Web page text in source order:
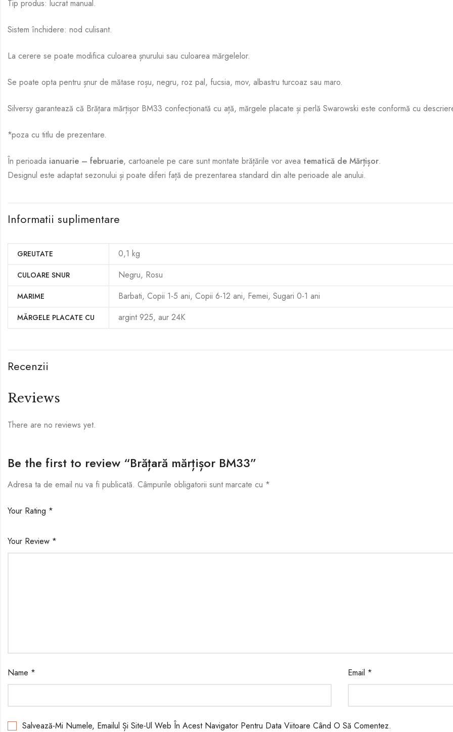
Tip produs: lucrat manual.
Sistem închidere: nod culisant.
La cerere se poate modifica culoarea șnurului sau culoarea mărgelelor.
Se poate opta pentru șnur de mătase roșu, negru, roz pal, fucsia, mov, albastru turcoaz sau maro.
Silversy garantează că Brățara mărțișor BM33 confecționată cu ață, mărgele placate și perlă Swarowski este conformă cu
*poza cu titlu de prezentare.
În perioada ianuarie – februarie, cartoanele pe care sunt montate brățările vor avea tematică de Mărțișor.
Designul este adaptat sezonului și poate diferi față de prezentarea standard din alte perioade ale anului.
Informatii suplimentare
GREUTATE 0,1 kg
CULOARE SNUR Negru, Rosu
MARIME Barbati, Copii 1-5 ani, Copii 6-12 ani, Femei, Sugari 0-1 ani
MĂRGELE PLACATE CU argint 925, aur 24K
Recenzii
Reviews
There are no reviews yet.
Be the first to review “Brățară mărțișor BM33”
Adresa ta de email nu va fi publicată. Câmpurile obligatorii sunt marcate cu *
Your Rating *
Your Review *
Name * Email *
Salvează-Mi Numele, Emailul Și Site-Ul Web În Acest Navigator Pentru Data Viitoare Când O Să Comentez.